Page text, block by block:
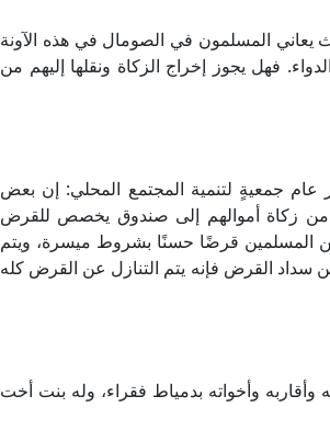
يعاني المسلمون في الصومال في هذه الآونة
فهل يجوز إخراج الزكاة ونقلها إليهم من
جمعيةٍ لتنمية المجتمع المحلي: إن بعض
من زكاة أموالهم إلى صندوق يخصص للقرض
المسلمين قرضًا حسنًا بشروط ميسرة، ويتم
سداد القرض فإنه يتم التنازل عن القرض كله
وأخواته بدمياط فقراء، وله بنت أخت